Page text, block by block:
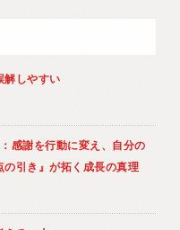
解しやすい
感謝を行動に変え、自分の
引き』が拓く成長の真理